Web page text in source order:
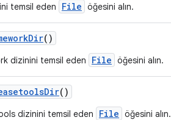
temsil eden File öğesini alın.
Dir()
dizinini temsil eden File öğesini alın.
Dir()
dizinini temsil eden File öğesini alın.